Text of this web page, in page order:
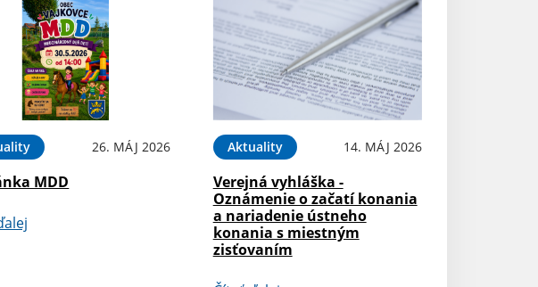
26. MÁJ 2026
MDD
Aktuality 14. MÁJ 2026
Verejná vyhláška -
Oznámenie o začatí konania
a nariadenie ústneho
konania s miestným
zisťovaním